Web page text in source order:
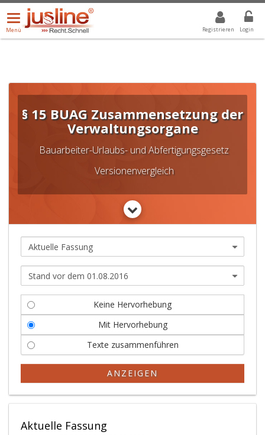
Registrieren Login
Menü
öffnen/schließen
Menü
ALLE DROPDOWN: GEWÄHLTER WERT IST ALLE
§ 15 BUAG Zusammensetzung der
Verwaltungsorgane
Bauarbeiter-Urlaubs- und Abfertigungsgesetz
Versionenvergleich
Keine Hervorhebung
Mit Hervorhebung
Texte zusammenführen
ANZEIGEN
Aktuelle Fassung